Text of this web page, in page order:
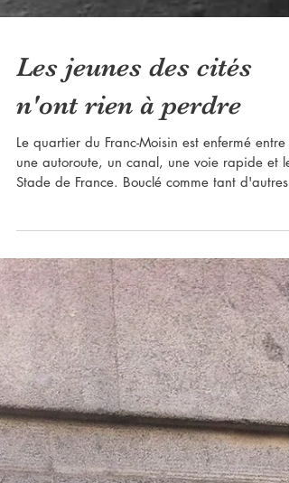
Les jeunes des cités
n'ont rien à perdre
Le quartier du Franc-Moisin est enfermé entre
Stade de France. Bouclé comme tant